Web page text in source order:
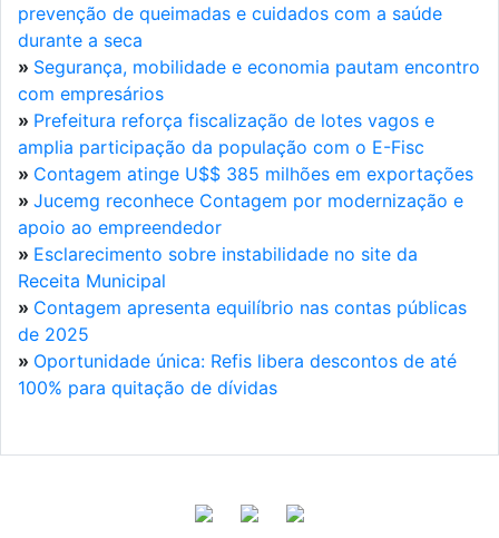
prevenção de queimadas e cuidados com a saúde
durante a seca
» Segurança, mobilidade e economia pautam encontro
com empresários
» Prefeitura reforça fiscalização de lotes vagos e
amplia participação da população com o E-Fisc
» Contagem atinge U$$ 385 milhões em exportações
» Jucemg reconhece Contagem por modernização e
apoio ao empreendedor
» Esclarecimento sobre instabilidade no site da
Receita Municipal
» Contagem apresenta equilíbrio nas contas públicas
de 2025
» Oportunidade única: Refis libera descontos de até
100% para quitação de dívidas